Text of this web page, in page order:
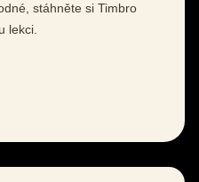
stáhněte si Timbro
lekci.